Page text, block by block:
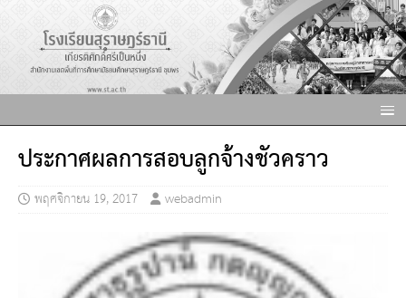
ประกาศผลการสอบลูกจ้างชั่วคราว
พฤศจิกายน 19, 2017 webadmin